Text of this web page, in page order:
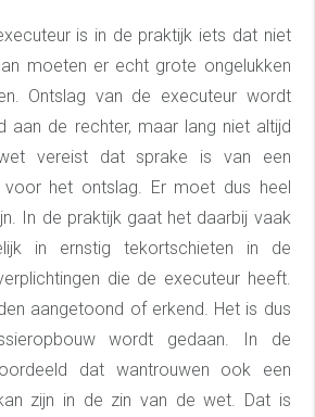
is in de praktijk iets dat niet
moeten er echt grote ongelukken
Ontslag van de executeur wordt
aan de rechter, maar lang niet altijd
vereist dat sprake is van een
voor het ontslag. Er moet dus heel
In de praktijk gaat het daarbij vaak
in ernstig tekortschieten in de
die de executeur heeft.
aangetoond of erkend. Het is dus
wordt gedaan. In de
dat wantrouwen ook een
zijn in de zin van de wet. Dat is